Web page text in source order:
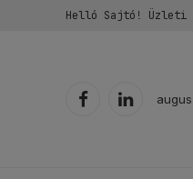
Helló Sajtó! Üzleti
FacebookLinkedIn